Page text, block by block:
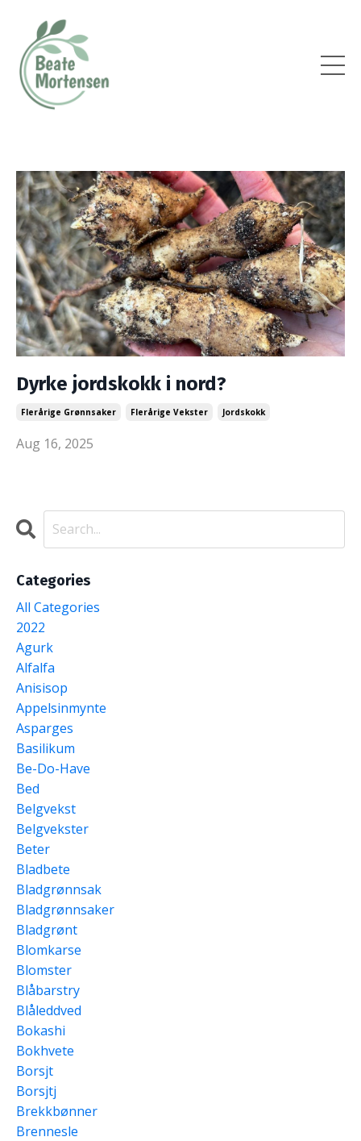
Dyrke jordskokk i nord?
Flerårige Grønnsaker Flerårige Vekster Jordskokk
Aug 16, 2025
Categories
All Categories
2022
Agurk
Alfalfa
Anisisop
Appelsinmynte
Asparges
Basilikum
Be-Do-Have
Bed
Belgvekst
Belgvekster
Beter
Bladbete
Bladgrønnsak
Bladgrønnsaker
Bladgrønt
Blomkarse
Blomster
Blåbarstry
Blåleddved
Bokashi
Bokhvete
Borsjt
Borsjtj
Brekkbønner
Brennesle